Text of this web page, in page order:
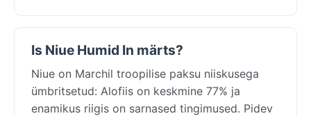
Is Niue Humid In märts?
Niue on Marchil troopilise paksu niiskusega
ümbritsetud: Alofiis on keskmine 77% ja
enamikus riigis on sarnased tingimused. Pidev